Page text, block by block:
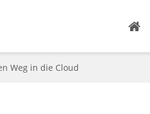
Weg in die Cloud